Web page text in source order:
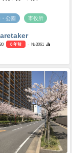
公園 市役所
8 年前
- №3061